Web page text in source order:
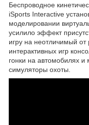
Беспроводное
iSports Interactive
моделировании
усилило эффект
игру на неотличимый
интерактивных игр
гонки на автомобилях
симуляторы охоты.